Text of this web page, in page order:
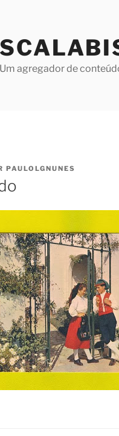
Um agregador de
PAULOLGNUNES